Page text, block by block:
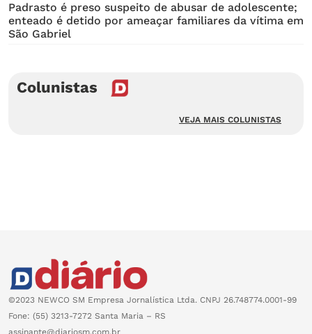
Padrasto é preso suspeito de abusar de adolescente;
enteado é detido por ameaçar familiares da vítima em
São Gabriel
Colunistas
VEJA MAIS COLUNISTAS
©2023 NEWCO SM Empresa Jornalística Ltda. CNPJ 26.748774.0001-99
Fone: (55) 3213-7272 Santa Maria – RS
assinante@diariosm.com.br